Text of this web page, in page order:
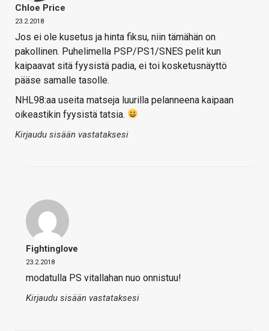
Chloe Price
23.2.2018
Jos ei ole kusetus ja hinta fiksu, niin tämähän on
pakollinen. Puhelimella PSP/PS1/SNES pelit kun
kaipaavat sitä fyysistä padia, ei toi kosketusnäyttö
pääse samalle tasolle.
NHL98:aa useita matseja luurilla pelanneena kaipaan
oikeastikin fyysistä tatsia.
Kirjaudu sisään vastataksesi
Fightinglove
23.2.2018
modatulla PS vitallahan nuo onnistuu!
Kirjaudu sisään vastataksesi